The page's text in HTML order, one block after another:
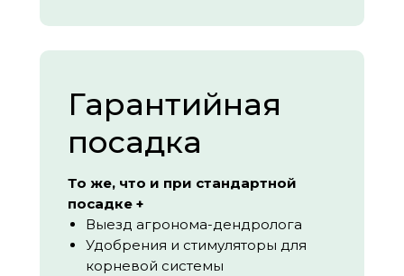
То же, что и при стандартной
посадке +
Выезд агронома-дендролога
Удобрения и стимуляторы для
корневой системы
Гарантийная
посадка